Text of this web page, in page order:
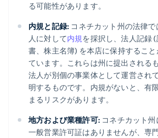
る可能性があります。
内規と記録: コネチカット州の法律
人に対して内規を採択し、法人記録
書、株主名簿) を本店に保持するこ
ています。これらは州に提出される
法人が別個の事業体として運営され
明するものです。内規がないと、有
まるリスクがあります。
地方および業種許可: コネチカット
一般営業許可証はありませんが、専